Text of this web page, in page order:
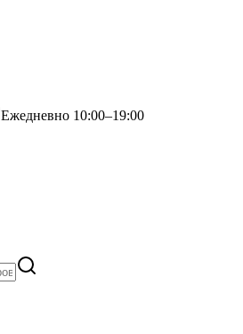
Ежедневно 10:00–19:00